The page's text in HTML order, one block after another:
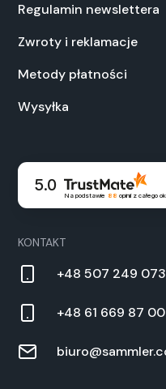
Regulamin newslettera
Zwroty i reklamacje
Metody płatności
Wysyłka
5.0
Na podstawie 88 opinii z całego
KONTAKT
+48 507 249 073
+48 61 669 87 00